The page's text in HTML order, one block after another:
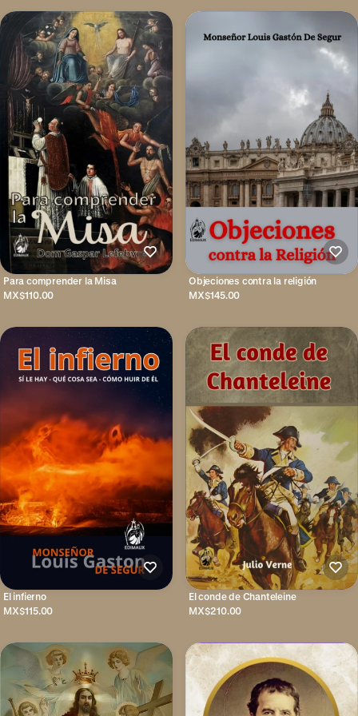
Para comprender la Misa
MX$110.00
Objeciones contra la religión
MX$145.00
El infierno
MX$115.00
El conde de Chanteleine
MX$210.00